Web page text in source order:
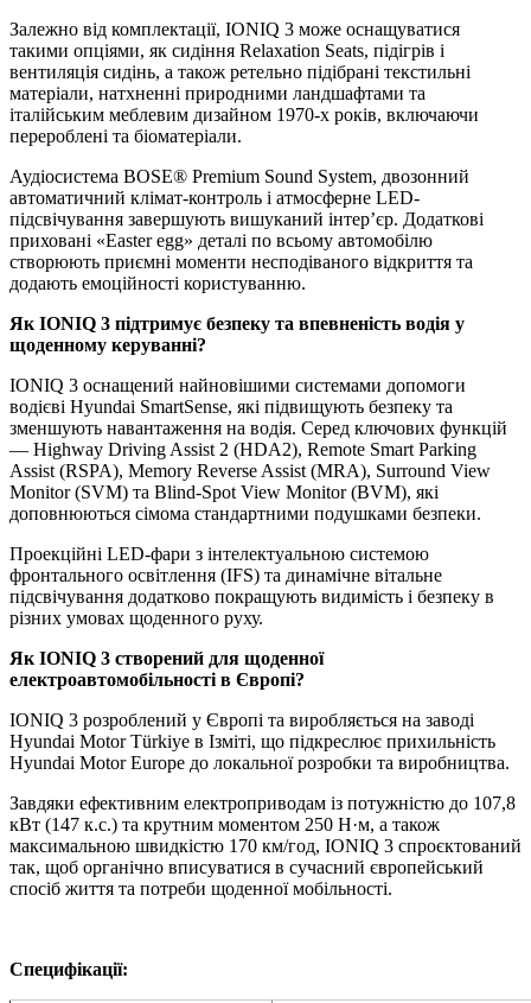
Залежно від комплектації, IONIQ 3 може оснащуватися
такими опціями, як сидіння Relaxation Seats, підігрів і
вентиляція сидінь, а також ретельно підібрані текстильні
матеріали, натхненні природними ландшафтами та
італійським меблевим дизайном 1970-х років, включаючи
перероблені та біоматеріали.
Аудіосистема BOSE® Premium Sound System, двозонний
автоматичний клімат-контроль і атмосферне LED-
підсвічування завершують вишуканий інтер’єр. Додаткові
приховані «Easter egg» деталі по всьому автомобілю
створюють приємні моменти несподіваного відкриття та
додають емоційності користуванню.
Як IONIQ 3 підтримує безпеку та впевненість водія у
щоденному керуванні?
IONIQ 3 оснащений найновішими системами допомоги
водієві Hyundai SmartSense, які підвищують безпеку та
зменшують навантаження на водія. Серед ключових функцій
— Highway Driving Assist 2 (HDA2), Remote Smart Parking
Assist (RSPA), Memory Reverse Assist (MRA), Surround View
Monitor (SVM) та Blind-Spot View Monitor (BVM), які
доповнюються сімома стандартними подушками безпеки.
Проекційні LED-фари з інтелектуальною системою
фронтального освітлення (IFS) та динамічне вітальне
підсвічування додатково покращують видимість і безпеку в
різних умовах щоденного руху.
Як IONIQ 3 створений для щоденної
електроавтомобільності в Європі?
IONIQ 3 розроблений у Європі та виробляється на заводі
Hyundai Motor Türkiye в Ізміті, що підкреслює прихильність
Hyundai Motor Europe до локальної розробки та виробництва.
Завдяки ефективним електроприводам із потужністю до 107,8
кВт (147 к.с.) та крутним моментом 250 Н·м, а також
максимальною швидкістю 170 км/год, IONIQ 3 спроєктований
так, щоб органічно вписуватися в сучасний європейський
спосіб життя та потреби щоденної мобільності.
Специфікації: